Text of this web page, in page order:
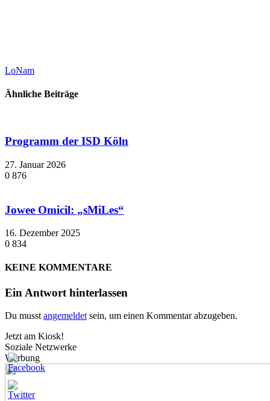
LoNam
Ähnliche Beiträge
Programm der ISD Köln
27. Januar 2026
0 876
Jowee Omicil: „sMiLes“
16. Dezember 2025
0 834
KEINE KOMMENTARE
Ein Antwort hinterlassen
Du musstangemeldetsein, um einen Kommentar abzugeben.
Jetzt am Kiosk!
Soziale Netzwerke
Werbung